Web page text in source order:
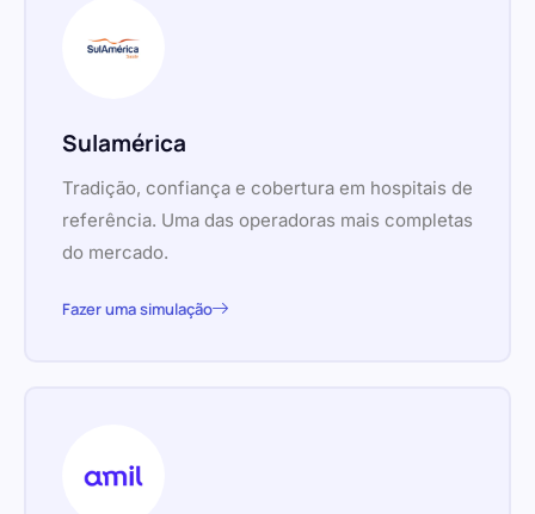
Sulamérica
Tradição, confiança e cobertura em hospitais de
referência. Uma das operadoras mais completas
do mercado.
Fazer uma simulação